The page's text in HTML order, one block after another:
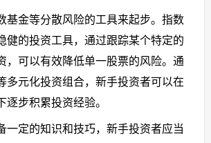
基金等分散风险的工具来起步。指数
健的投资工具，通过跟踪某个特定的
，可以有效降低单一股票的风险。通
多元化投资组合，新手投资者可以在
逐步积累投资经验。
一定的知识和技巧，新手投资者应当